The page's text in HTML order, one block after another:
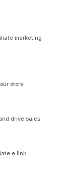
marketing
store
drive sales
e link